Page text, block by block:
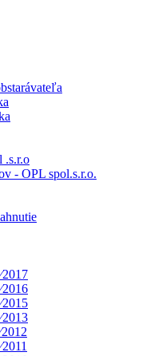
.s.r.o
- OPL spol.s.r.o.